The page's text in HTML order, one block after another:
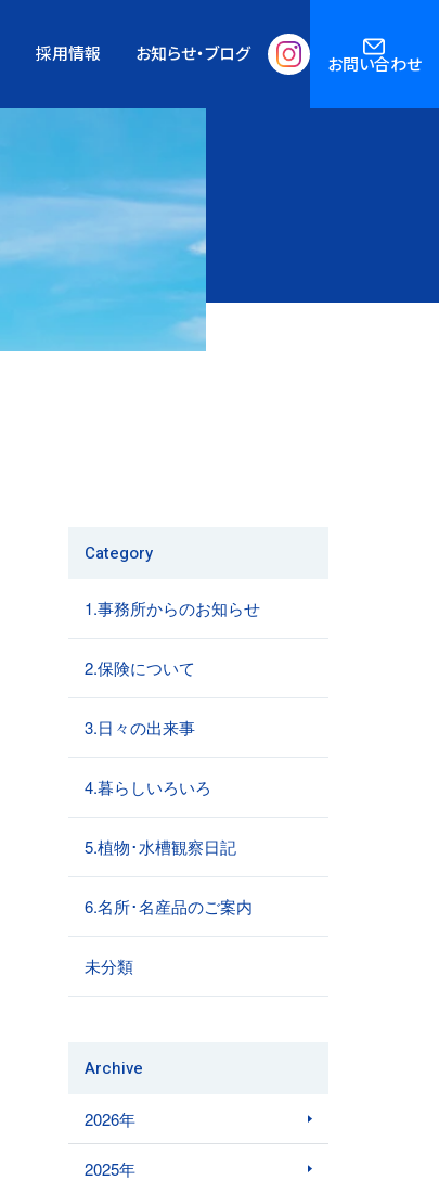
採用情報 お知らせ・ブログ お問い合わせ
Category
1.事務所からのお知らせ
2.保険について
3.日々の出来事
4.暮らしいろいろ
5.植物･水槽観察日記
6.名所･名産品のご案内
未分類
Archive
2026年
2025年